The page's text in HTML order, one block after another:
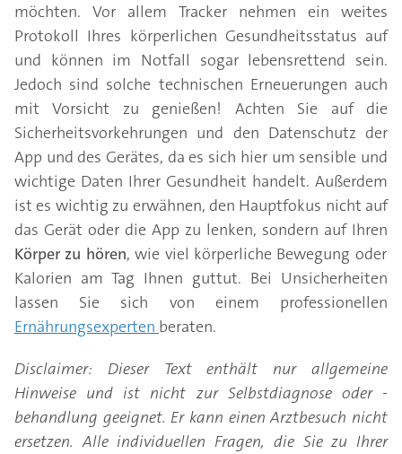
möchten. Vor allem Tracker nehmen ein weites
Protokoll Ihres körperlichen Gesundheitsstatus auf
und können im Notfall sogar lebensrettend sein.
Jedoch sind solche technischen Erneuerungen auch
mit Vorsicht zu genießen! Achten Sie auf die
Sicherheitsvorkehrungen und den Datenschutz der
App und des Gerätes, da es sich hier um sensible und
wichtige Daten Ihrer Gesundheit handelt. Außerdem
ist es wichtig zu erwähnen, den Hauptfokus nicht auf
das Gerät oder die App zu lenken, sondern auf Ihren
Körper zu hören, wie viel körperliche Bewegung oder
Kalorien am Tag Ihnen guttut. Bei Unsicherheiten
lassen Sie sich von einem professionellen
Ernährungsexperten beraten.
Disclaimer: Dieser Text enthält nur allgemeine
Hinweise und ist nicht zur Selbstdiagnose oder -
behandlung geeignet. Er kann einen Arztbesuch nicht
ersetzen. Alle individuellen Fragen, die Sie zu Ihrer